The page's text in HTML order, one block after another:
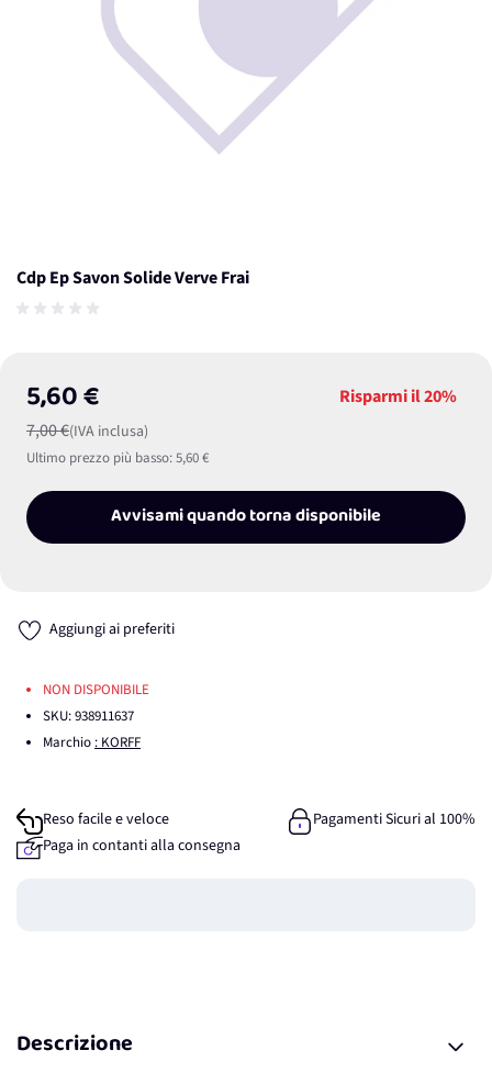
Cdp Ep Savon Solide Verve Frai
5,60 €
7,00 €(IVA inclusa)
Risparmi il20%
Ultimo prezzo più basso:5,60 €
Avvisami quando torna disponibile
Aggiungi ai preferiti
NON DISPONIBILE
SKU:938911637
Marchio : KORFF
Reso facile e veloce
Pagamenti Sicuri al 100%
Paga in contanti alla consegna
Descrizione